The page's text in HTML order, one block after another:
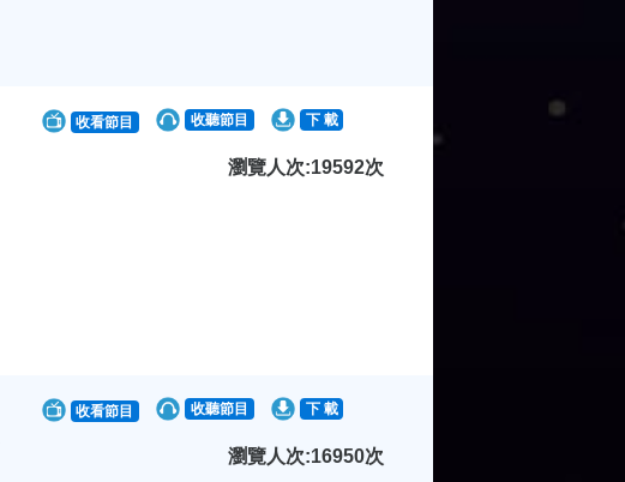
收看節目 收聽節目 下 載
瀏覽人次:19592次
收看節目 收聽節目 下 載
瀏覽人次:16950次